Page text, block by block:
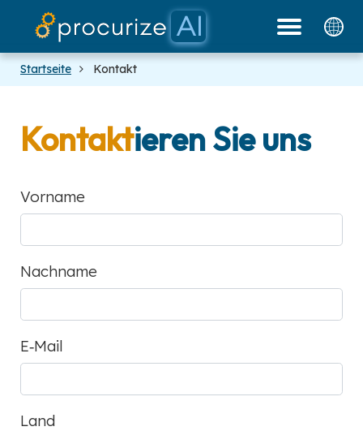
Plattform
Dokumente
Unsere Partner
Startseite Kontakt
Kontaktieren Sie uns
Vorname
Nachname
E‑Mail
Land